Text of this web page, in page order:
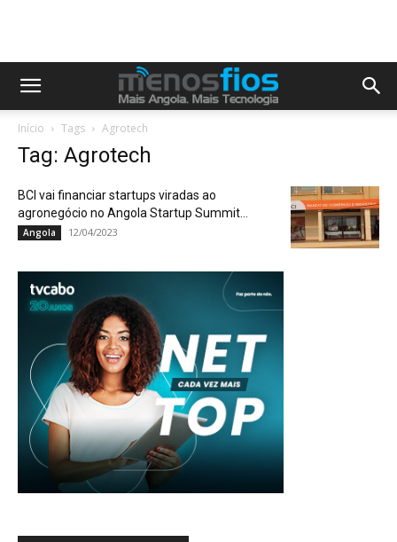
Início Tags Agrotech
Tag: Agrotech
BCI vai financiar startups viradas ao
agronegócio no Angola Startup Summit...
Angola 12/04/2023